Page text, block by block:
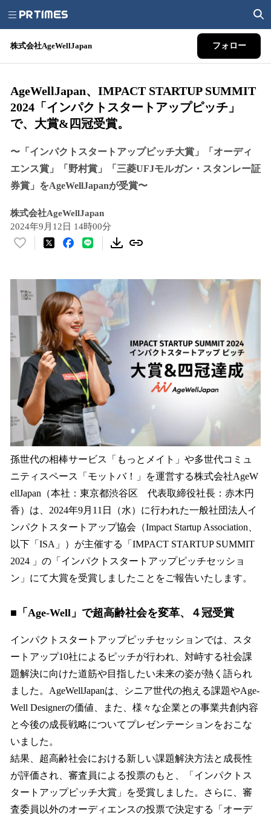
株式会社AgeWellJapan フォロー
AgeWellJapan、IMPACT STARTUP SUMMIT
2024「インパクトスタートアップピッチ」
で、大賞&四冠受賞。
〜「インパクトスタートアップピッチ大賞」「オーディ
エンス賞」「野村賞」「三菱UFJモルガン・スタンレー証
券賞」をAgeWellJapanが受賞〜
株式会社AgeWellJapan
2024年9月12日 14時00分
い
数
込
み
中
で
す
孫世代の相棒サービス「もっとメイト」や多世代コミュ
ニティスペース「モットバ！」を運営する株式会社AgeW
ellJapan（本社：東京都渋谷区 代表取締役社長：赤木円
香）は、2024年9月11日（水）に行われた一般社団法人イ
ンパクトスタートアップ協会（Impact Startup Association、
以下「ISA」）が主催する「IMPACT STARTUP SUMMIT
2024 」の「インパクトスタートアップピッチセッショ
ン」にて大賞を受賞しましたことをご報告いたします。
■「Age-Well」で超高齢社会を変革、４冠受賞
インパクトスタートアップピッチセッションでは、スタ
ートアップ10社によるピッチが行われ、対峙する社会課
題解決に向けた道筋や目指したい未来の姿が熱く語られ
ました。AgeWellJapanは、シニア世代の抱える課題やAge-
Well Designerの価値、また、様々な企業との事業共創内容
と今後の成長戦略についてプレゼンテーションをおこな
いました。
結果、超高齢社会における新しい課題解決方法と成長性
が評価され、審査員による投票のもと、「インパクトス
タートアップピッチ大賞」を受賞しました。さらに、審
査委員以外のオーディエンスの投票で決定する「オーデ